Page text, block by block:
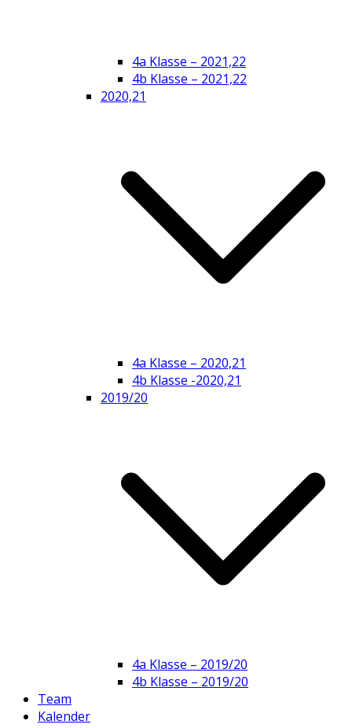
4a Klasse – 2021,22
4b Klasse – 2021,22
2020,21
4a Klasse – 2020,21
4b Klasse -2020,21
2019/20
4a Klasse – 2019/20
4b Klasse – 2019/20
Team
Kalender